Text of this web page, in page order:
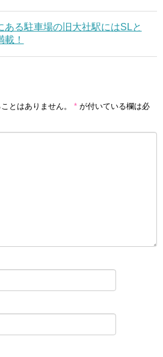
ある駐車場の旧大社駅にはSLと
！
とはありません。 * が付いている欄は必